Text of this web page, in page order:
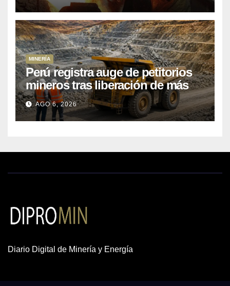
MINERÍA
Perú registra auge de petitorios
mineros tras liberación de más
de mil concesiones para explorar
cobre y oro
AGO 6, 2026
Diario Digital de Minería y Energía